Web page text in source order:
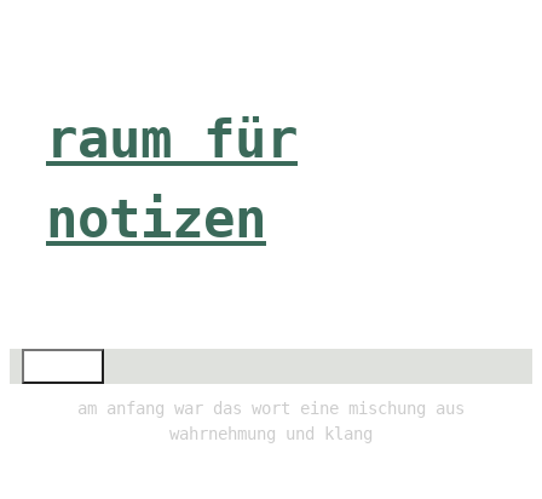
raum für
notizen
am anfang war das wort eine mischung aus
wahrnehmung und klang